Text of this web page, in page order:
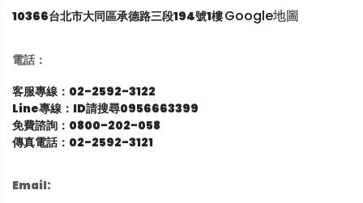
10366台北市大同區承德路三段194號1樓Google地圖
電話：
客服專線：02-2592-3122
Line專線：ID請搜尋0956663399
免費諮詢：0800-202-058
傳真電話：02-2592-3121
Email: